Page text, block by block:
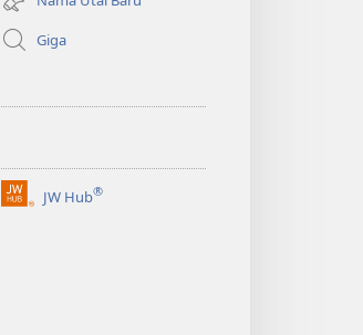
window)
Giga
JW Hub®
(opens